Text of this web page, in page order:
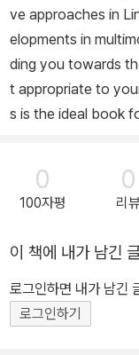
ve approaches in
elopments in
ding you towards
t appropriate to
s is the ideal book
0
100자평
0
리
이 책에 내가 남긴
로그인하면 내가 남긴
로그인하기